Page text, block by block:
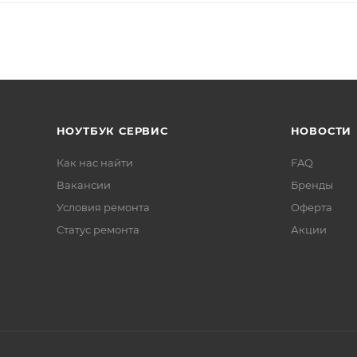
НОУТБУК СЕРВИС
Как нас найти
Вакансии
Условия ремонта
Статус ремонта
НОВОСТИ
FAQ
Бренды
Оферта
Акции